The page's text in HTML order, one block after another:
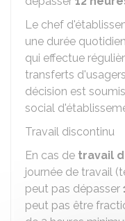
Le chef
une durée
qui effectue
transferts
décision est
social
Travail discontinu
En cas de travail
journée de travail
peut pas dépasser
peut pas être